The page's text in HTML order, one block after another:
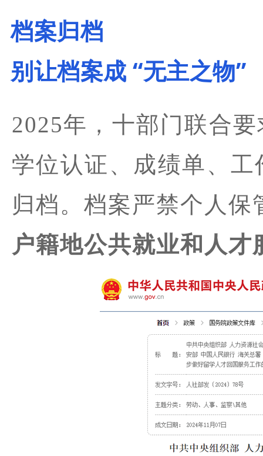
档案归档
别让档案成 “无主之物”
2025年，十部门联合
学位认证、成绩单、
归档。档案严禁个人保
户籍地公共就业和人